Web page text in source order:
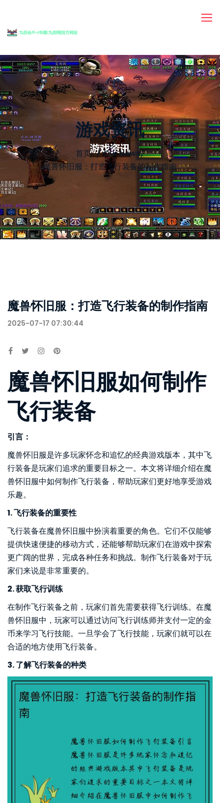
游戏资讯
首页 Our News/
魔兽怀旧服：打造飞行装备的制作指南
魔兽怀旧服：打造飞行装备的制作指南
2025-07-17 07:30:44
魔兽怀旧服如何制作
飞行装备
引言：
魔兽怀旧服是许多玩家怀念和追忆的经典游戏版本，其中飞
行装备是玩家们追求的重要目标之一。本文将详细介绍在魔
兽怀旧服中如何制作飞行装备，帮助玩家们更好地享受游戏
乐趣。
1. 飞行装备的重要性
飞行装备在魔兽怀旧服中扮演着重要的角色。它们不仅能够
提供快速便捷的移动方式，还能够帮助玩家们在游戏中探索
更广阔的世界，完成各种任务和挑战。制作飞行装备对于玩
家们来说是非常重要的。
2. 获取飞行训练
在制作飞行装备之前，玩家们首先需要获得飞行训练。在魔
兽怀旧服中，玩家可以通过访问飞行训练师并支付一定的金
币来学习飞行技能。一旦学会了飞行技能，玩家们就可以在
合适的地方使用飞行装备。
3. 了解飞行装备的种类